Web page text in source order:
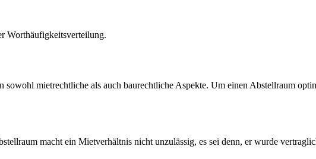
Worthäufigkeitsverteilung.
mietrechtliche als auch baurechtliche Aspekte. Um einen Abstellraum
macht ein Mietverhältnis nicht unzulässig, es sei denn, er wurde